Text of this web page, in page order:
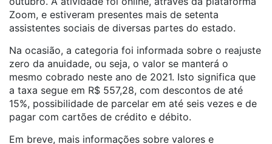
Zoom, e estiveram presentes mais de setenta
assistentes sociais de diversas partes do estado.
Na ocasião, a categoria foi informada sobre o reajuste
zero da anuidade, ou seja, o valor se manterá o
mesmo cobrado neste ano de 2021. Isto significa que
a taxa segue em R$ 557,28, com descontos de até
15%, possibilidade de parcelar em até seis vezes e de
pagar com cartões de crédito e débito.
Em breve, mais informações sobre valores e